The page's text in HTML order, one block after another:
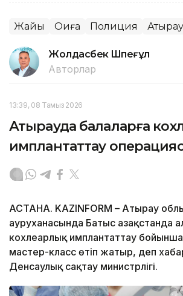
Жайық Оқиға Полиция
Жолдасбек Шөпеғұл
Авторлар
13:39, 08 Тамыз 2026
Атырауда балаларға
имплантаттау
АСТАНА. KAZINFORM – Атырау
ауруханасында Батыс Қазақстанда
кохлеарлық имплантаттау
мастер-класс өтіп жатыр, деп
Денсаулық сақтау министрлігі.